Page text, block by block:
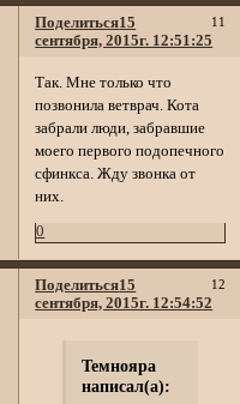
Поделиться 11
15
сентября, 2015г. 12:51:25
Так. Мне только что
позвонила ветврач. Кота
забрали люди, забравшие
моего первого подопечного
сфинкса. Жду звонка от
них.
0
Поделиться 12
15
сентября, 2015г. 12:54:52
Темнояра
написал(а):